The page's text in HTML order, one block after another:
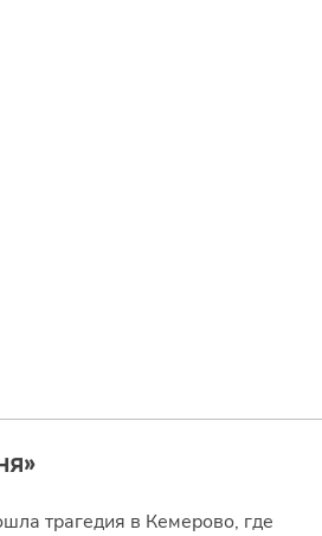
трагедия в Кемерово, где